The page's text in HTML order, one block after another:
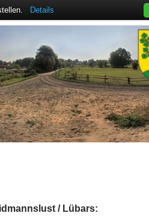
/ Lübars:
Details